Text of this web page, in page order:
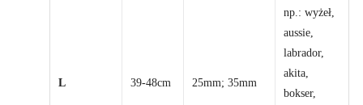
L 39-48cm 25mm; 35mm
np.: wyżeł,
aussie,
labrador,
akita,
bokser,